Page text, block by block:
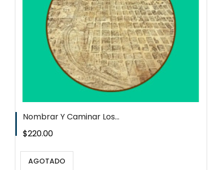
Nombrar Y Caminar Los...
Precio
$220.00
AGOTADO